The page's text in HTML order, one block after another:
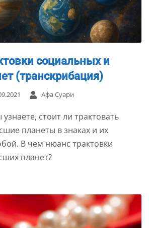
социальных и
(транскрибация)
Афа Суари
стоит ли трактовать
планеты в знаках и их
В чем нюанс трактовки
планет?